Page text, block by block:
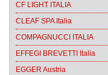
CF LIGHT ITALIA
CLEAF SPA Italia
COMPAGNUCCI ITALIA
EFFEGI BREVETTI Italia
EGGER Austria